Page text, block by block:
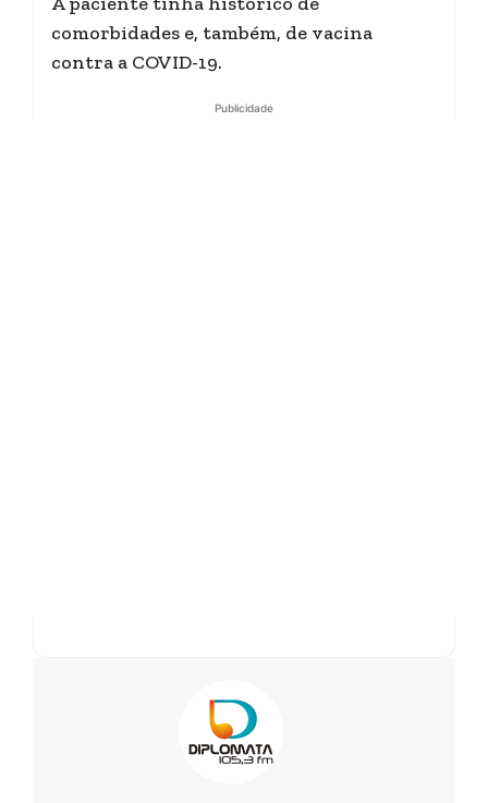
comorbidades e, também, de vacina
contra a COVID-19.
Publicidade